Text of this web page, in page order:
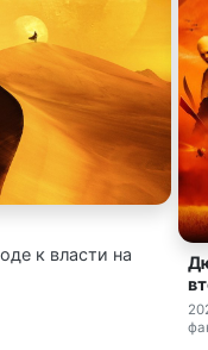
к власти на